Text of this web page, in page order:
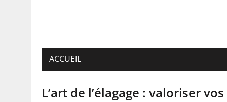
ACCUEIL
L’art de l’élagage : valoriser